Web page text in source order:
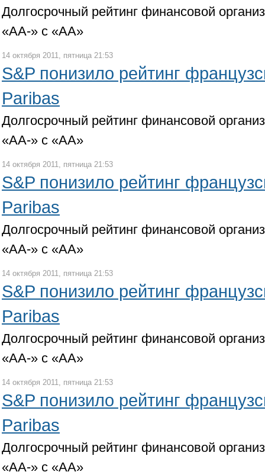
Долгосрочный рейтинг финансовой
«АА-» с «АА»
14 октября 2011, пятница 21:53
S&P понизило рейтинг
Paribas
Долгосрочный рейтинг финансовой
«АА-» с «АА»
14 октября 2011, пятница 21:53
S&P понизило рейтинг
Paribas
Долгосрочный рейтинг финансовой
«АА-» с «АА»
14 октября 2011, пятница 21:53
S&P понизило рейтинг
Paribas
Долгосрочный рейтинг финансовой
«АА-» с «АА»
14 октября 2011, пятница 21:53
S&P понизило рейтинг
Paribas
Долгосрочный рейтинг финансовой
«АА-» с «АА»